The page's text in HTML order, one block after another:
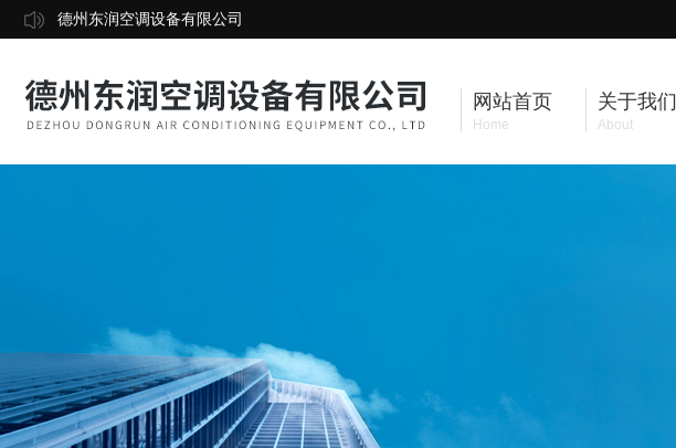
德州东润空调设备有限公司
网站首页
Home
关于我们
About